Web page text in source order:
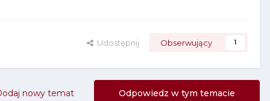
Udostępnij Obserwujący 1
Odpowiedz w tym temacie
nowy temat